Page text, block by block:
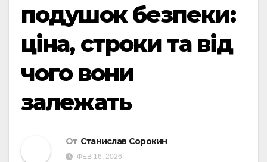
подушок безпеки:
ціна, строки та від
чого вони
залежать
От Станислав Сорокин
ФЕВ 16, 2026